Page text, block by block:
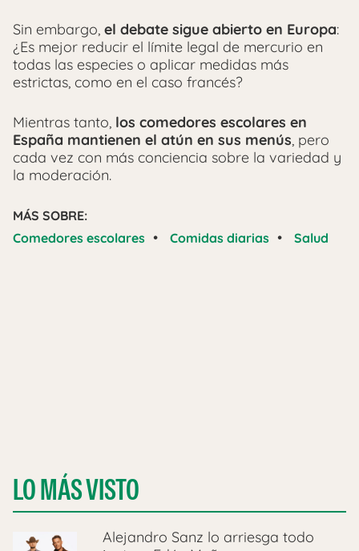
Sin embargo, el debate sigue abierto en Europa:
¿Es mejor reducir el límite legal de mercurio en
todas las especies o aplicar medidas más
estrictas, como en el caso francés?
Mientras tanto, los comedores escolares en
España mantienen el atún en sus menús, pero
cada vez con más conciencia sobre la variedad y
la moderación.
MÁS SOBRE:
Comedores escolares • Comidas diarias • Salud
LO MÁS VISTO
Alejandro Sanz lo arriesga todo